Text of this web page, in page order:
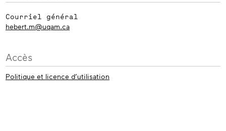
Courriel général
hebert.m@uqam.ca
Accès
Politique et licence d’utilisation